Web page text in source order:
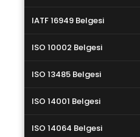
IATF 16949 Belgesi
ISO 10002 Belgesi
ISO 13485 Belgesi
ISO 14001 Belgesi
ISO 14064 Belgesi